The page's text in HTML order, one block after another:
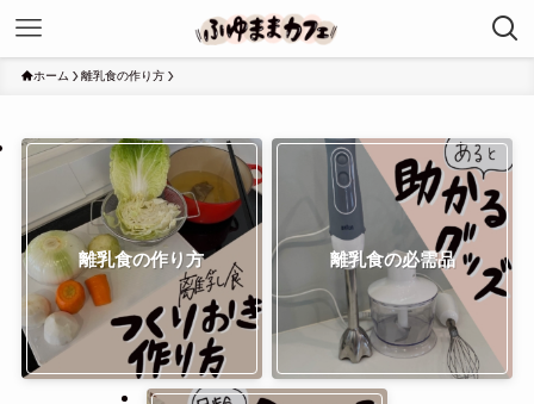
ホーム 離乳食の作り方
離乳食の作り方 離乳食の必需品